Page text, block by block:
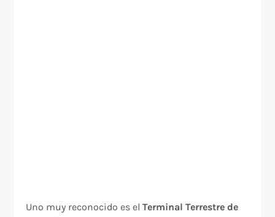
Uno muy reconocido es elTerminal Terrestre de